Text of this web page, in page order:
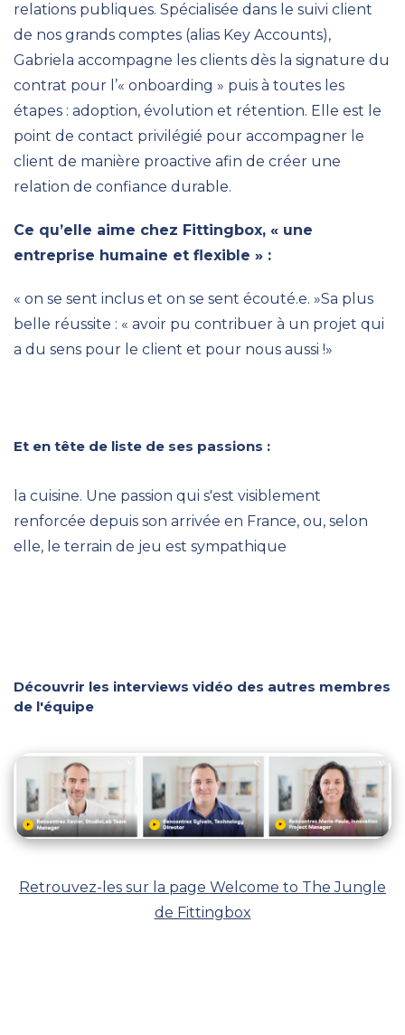
relations publiques. Spécialisée dans le suivi client
de nos grands comptes (alias Key Accounts),
Gabriela accompagne les clients dès la signature du
contrat pour l’« onboarding » puis à toutes les
étapes : adoption, évolution et rétention. Elle est le
point de contact privilégié pour accompagner le
client de manière proactive afin de créer une
relation de confiance durable.
Ce qu’elle aime chez Fittingbox, « une
entreprise humaine et flexible » :
« on se sent inclus et on se sent écouté.e. »Sa plus
belle réussite : « avoir pu contribuer à un projet qui
a du sens pour le client et pour nous aussi !»
Et en tête de liste de ses passions :
la cuisine. Une passion qui s'est visiblement
renforcée depuis son arrivée en France, ou, selon
elle, le terrain de jeu est sympathique
Découvrir les interviews vidéo des autres membres
de l'équipe
Retrouvez-les sur la page Welcome to The Jungle
de Fittingbox